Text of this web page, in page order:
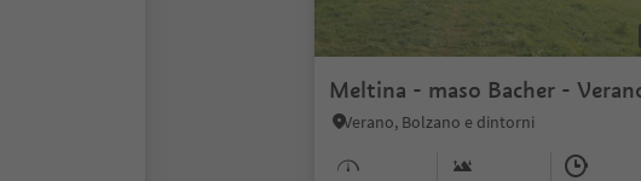
Meltina - maso Bacher -
Verano, Bolzano e dintorni